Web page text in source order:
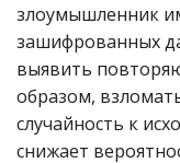
злоумышленник
зашифрованных
выявить
образом,
случайность к
снижает